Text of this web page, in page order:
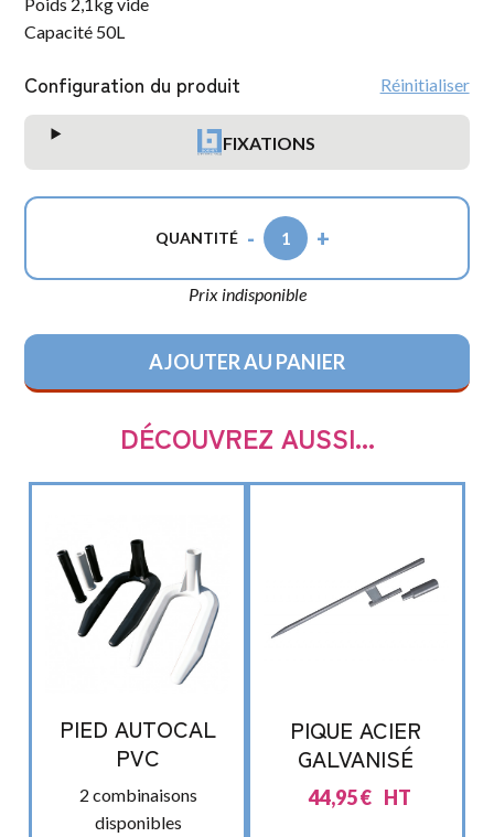
Capacité 50L
Configuration du produit Réinitialiser
FIXATIONS
QUANTITÉ - 1 +
Prix indisponible
AJOUTER AU PANIER
DÉCOUVREZ AUSSI...
PIED AUTOCAL
PVC
2 combinaisons
disponibles
PIQUE ACIER
GALVANISÉ
44,95€ HT